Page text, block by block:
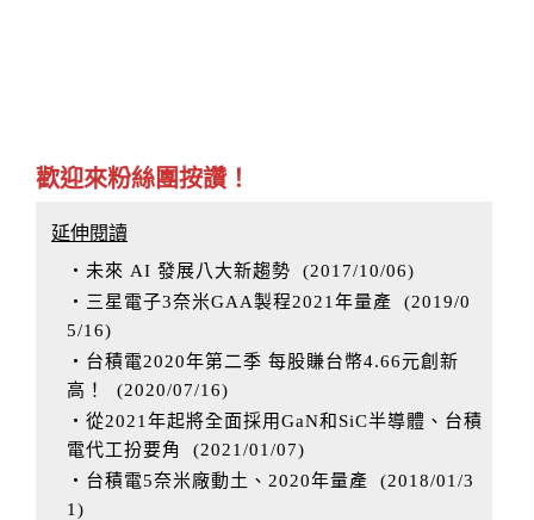
歡迎來粉絲團按讚！
延伸閱讀
‧未來 AI 發展八大新趨勢 (2017/10/06)
‧三星電子3奈米GAA製程2021年量產 (2019/0
5/16)
‧台積電2020年第二季 每股賺台幣4.66元創新
高！
(2020/07/16)
‧從2021年起將全面採用GaN和SiC半導體、台積
電代工扮要角
(2021/01/07)
‧台積電5奈米廠動土、2020年量產 (2018/01/3
1 )